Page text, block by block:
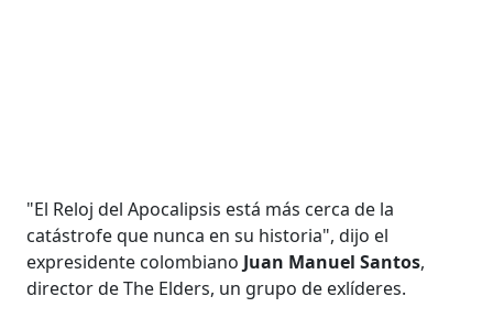
"El Reloj del Apocalipsis está más cerca de la
catástrofe que nunca en su historia", dijo el
expresidente colombiano Juan Manuel Santos,
director de The Elders, un grupo de exlíderes.